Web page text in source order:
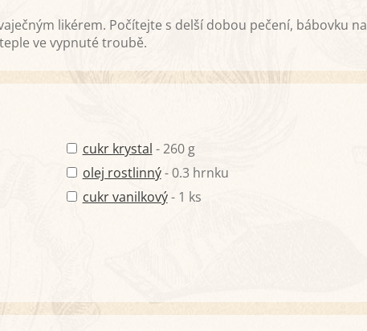
likérem. Počítejte s delší dobou pečení, bábovku na
ve vypnuté troubě.
cukr krystal - 260 g
olej rostlinný- 0.3 hrnku
cukr vanilkový- 1 ks